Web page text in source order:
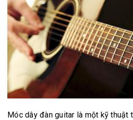
Móc dây đàn guitar là một kỹ